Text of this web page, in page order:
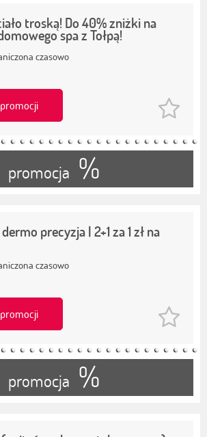
troską! Do 40% zniżki na
spa z Tołpą!
czasowo
promocja %
precyzja | 2+1 za 1 zł na
czasowo
promocja %